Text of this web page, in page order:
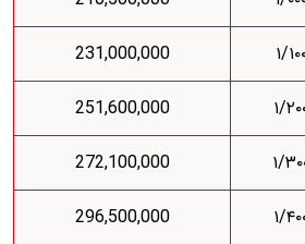
231,000,000
251,600,000
272,100,000
296,500,000